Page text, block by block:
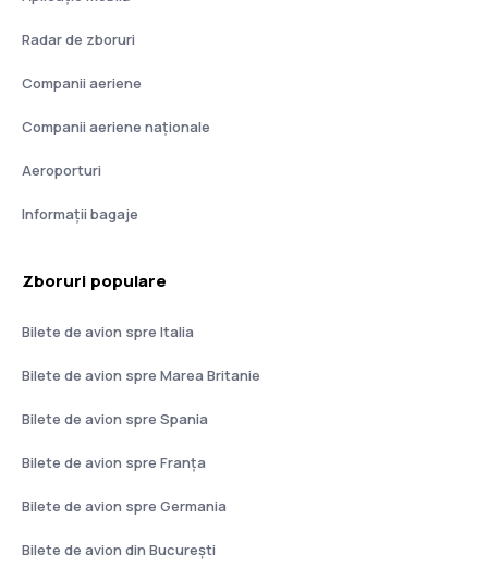
Radar de zboruri
Companii aeriene
Companii aeriene naţionale
Aeroporturi
Informații bagaje
Zboruri populare
Bilete de avion spre Italia
Bilete de avion spre Marea Britanie
Bilete de avion spre Spania
Bilete de avion spre Franţa
Bilete de avion spre Germania
Bilete de avion din București